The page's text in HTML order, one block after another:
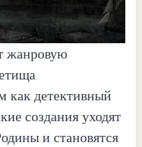
жанровую
как детективный
создания уходят
и становятся